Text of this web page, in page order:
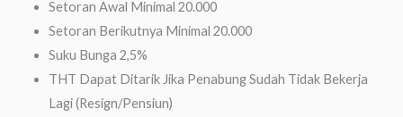
Setoran Awal Minimal 20.000
Setoran Berikutnya Minimal 20.000
Suku Bunga 2,5%
THT Dapat Ditarik Jika Penabung Sudah Tidak Bekerja
Lagi (Resign/Pensiun)